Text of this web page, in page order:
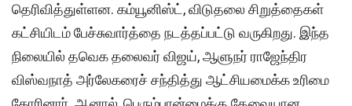
தெரிவித்துள்ளன. கம்யூனிஸ்ட், விடுதலை சிறுத்தைகள்
கட்சியிடம் பேச்சுவார்த்தை நடத்தப்பட்டு வருகிறது. இந்த
நிலையில் தவெக தலைவர் விஜய், ஆளுநர் ராஜேந்திர
விஸ்வநாத் அர்லேகரைச் சந்தித்து ஆட்சியமைக்க உரிமை